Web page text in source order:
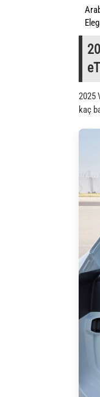
2025
kaç